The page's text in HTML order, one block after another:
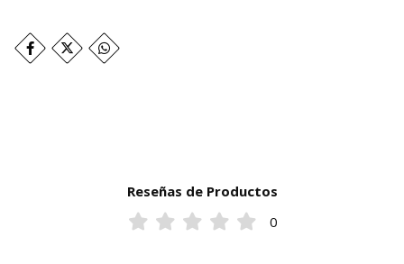
Reseñas de Productos
0